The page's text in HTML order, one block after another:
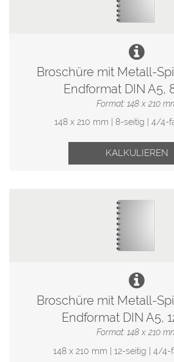
Broschüre mit Metall-
Endformat DIN A5,
Format: 148 x 210
148 x 210 mm | 8-seitig | 4/4-
KALKULIEREN
Broschüre mit Metall-
Endformat DIN A5,
Format: 148 x 210
148 x 210 mm | 12-seitig | 4/4-